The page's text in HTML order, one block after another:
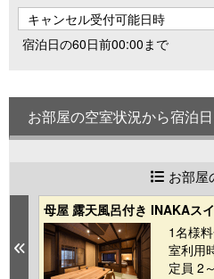
キャンセル受付可能日時
宿泊日の60日前00:00まで
お部屋の空室状況から宿泊
お部屋
Previous
母屋 露天風呂付き INAKAス
1名様
室利用
定員 2